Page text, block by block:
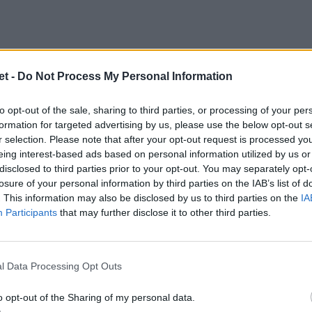
- Do Not Process My Personal Information
opt-out of the sale, sharing to third parties, or processing of your
for targeted advertising by us, please use the below opt-out
selection. Please note that after your opt-out request is processed
interest-based ads based on personal information utilized by us
to third parties prior to your opt-out. You may separately
of your personal information by third parties on the IAB’s list of
This information may also be disclosed by us to third parties on the
Participants that may further disclose it to other third parties.
Data Processing Opt Outs
opt-out of the Sharing of my personal data.
15-16-17 novembre:
Nations Series – diretta TV Sky Sport
Petrarca Rugby– Serie A Elite – diretta